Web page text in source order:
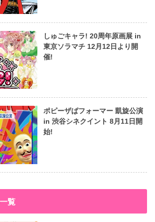
しゅごキャラ! 20周年原画展 in
東京ソラマチ 12月12日より開
催!
ポピーザぱフォーマー 凱旋公演
in 渋谷シネクイント 8月11日開
始!
覧